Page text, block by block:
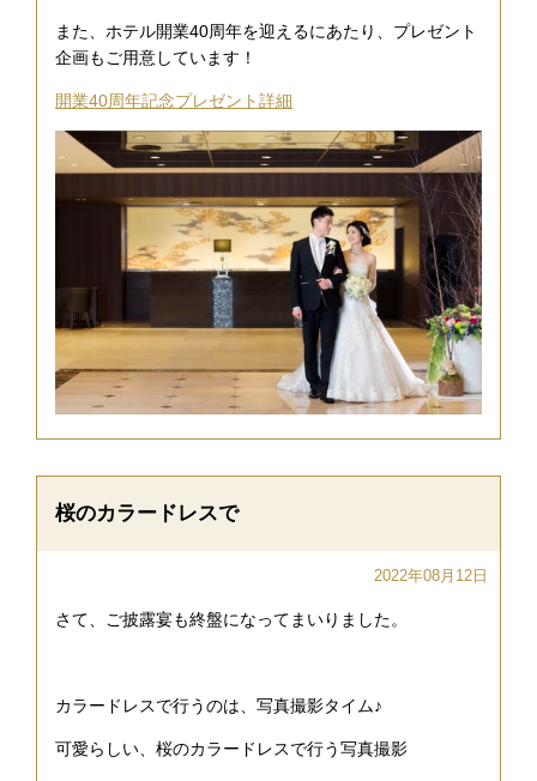
また、ホテル開業40周年を迎えるにあたり、プレゼント
企画もご用意しています！
開業40周年記念プレゼント詳細
桜のカラードレスで
2022年08月12日
さて、ご披露宴も終盤になってまいりました。
カラードレスで行うのは、写真撮影タイム♪
可愛らしい、桜のカラードレスで行う写真撮影